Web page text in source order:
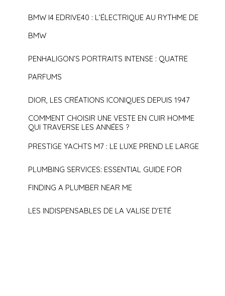
BMW I4 EDRIVE40 : L’ÉLECTRIQUE AU RYTHME DE
BMW
PENHALIGON’S PORTRAITS INTENSE : QUATRE
PARFUMS
DIOR, LES CRÉATIONS ICONIQUES DEPUIS 1947
COMMENT CHOISIR UNE VESTE EN CUIR HOMME
QUI TRAVERSE LES ANNÉES ?
PRESTIGE YACHTS M7 : LE LUXE PREND LE LARGE
PLUMBING SERVICES: ESSENTIAL GUIDE FOR
FINDING A PLUMBER NEAR ME
LES INDISPENSABLES DE LA VALISE D’ETÉ